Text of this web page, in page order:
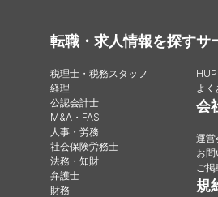
転職・求人情報を探す
税理士・税務スタッフ
経理
公認会計士
M&A・FAS
人事・労務
社会保険労務士
法務・知財
弁護士
財務
サ
よく
会
運営
お
ご
規